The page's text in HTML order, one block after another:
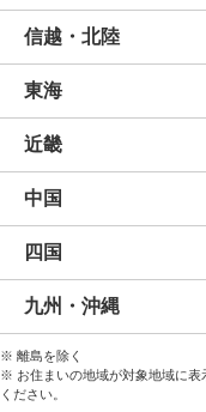
信越・北陸
東海
近畿
中国
四国
九州・沖縄
※ 離島を除く
※ お住まいの地域が対象地域に表
ください。